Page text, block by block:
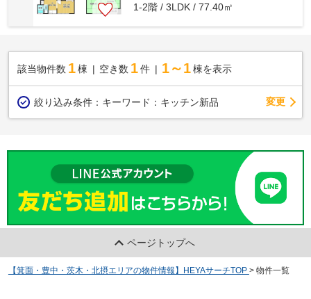
1-2階 / 3LDK / 77.40㎡
該当物件数 1棟 空き数 1 件 1～1 棟を表示
絞り込み条件： キーワード：キッチン新品 変更
ページトップへ
【箕面・豊中・茨木・北摂エリアの物件情報】HEYAサーチTOP > 物件一覧